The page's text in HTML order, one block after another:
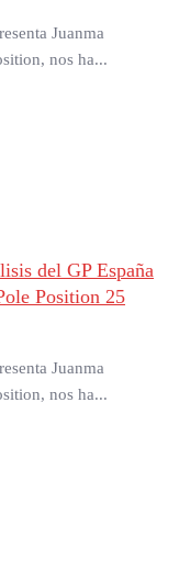
Juanma
nos ha...
del GP España
Position 25
Juanma
nos ha...